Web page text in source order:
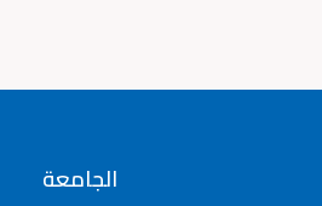
الجامعة